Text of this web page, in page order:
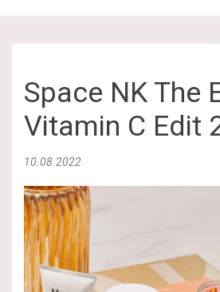
Space NK The
Vitamin C Edit
10.08.2022